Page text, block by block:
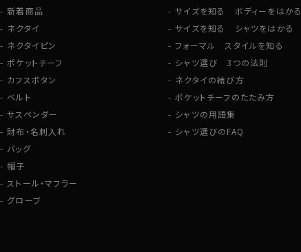
新着商品
ネクタイ
ネクタイピン
ポケットチーフ
カフスボタン
ベルト
サスペンダー
財布・名刺入れ
バッグ
帽子
ストール・マフラー
グローブ
サイズを知る ボディーをはかる
サイズを知る シャツをはかる
フォーマル スタイルを知る
シャツ選び 3つの法則
ネクタイの結び方
ポケットチーフのたたみ方
シャツの用語集
シャツ選びのFAQ